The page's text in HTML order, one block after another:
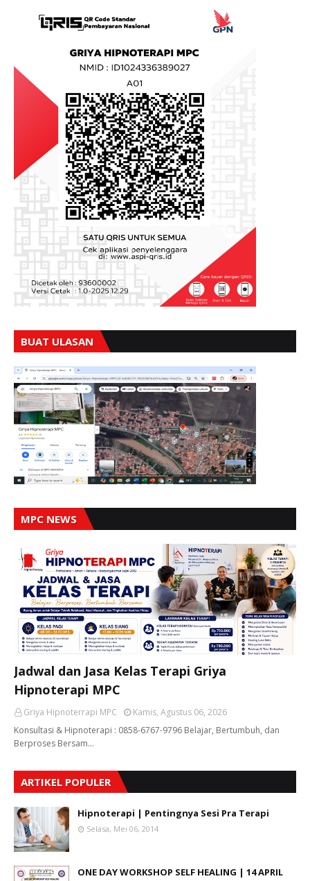
BUAT ULASAN
MPC NEWS
Jadwal dan Jasa Kelas Terapi Griya
Hipnoterapi MPC
Griya Hipnoterrapi MPC
Kamis, Agustus 06, 2026
Konsultasi & Hipnoterapi : 0858-6767-9796 Belajar, Bertumbuh, dan
Berproses Bersam…
ARTIKEL POPULER
Hipnoterapi | Pentingnya Sesi Pra Terapi
Selasa, Mei 06, 2014
ONE DAY WORKSHOP SELF HEALING | 14 APRIL